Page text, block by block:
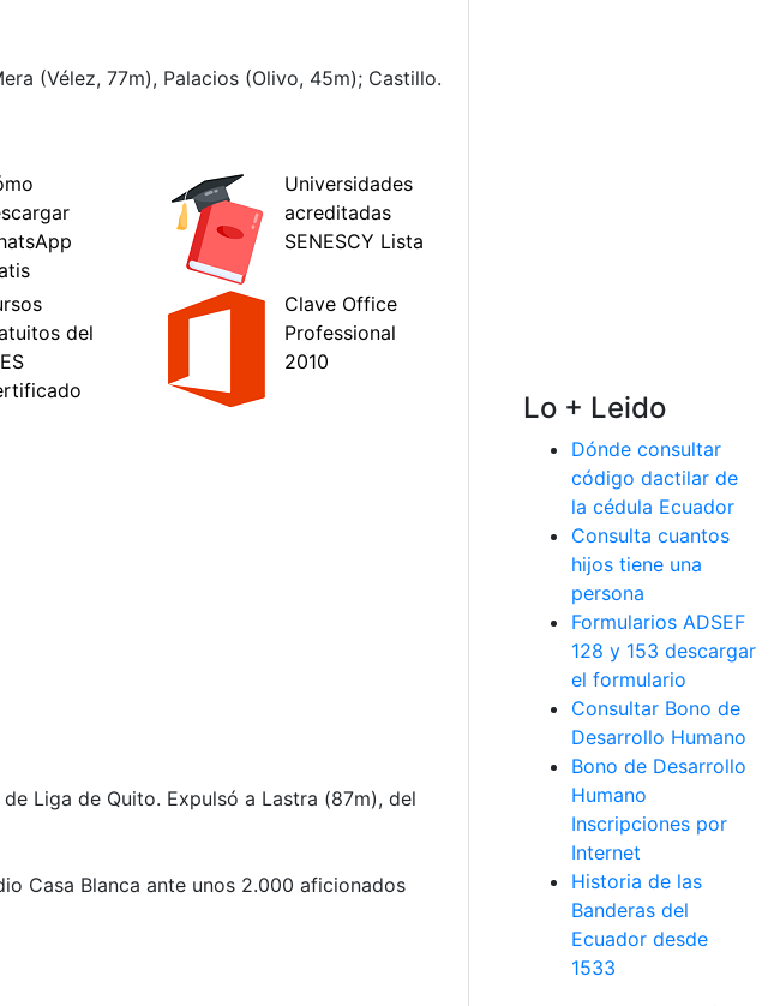
(Vélez, 77m), Palacios (Olivo, 45m); Castillo.
Liga de Quito. Expulsó a Lastra (87m), del
Casa Blanca ante unos 2.000 aficionados
Lo + Leido
Dónde consultar
código dactilar de
la cédula Ecuador
Consulta cuantos
hijos tiene una
persona
Formularios ADSEF
128 y 153 descargar
el formulario
Consultar Bono de
Desarrollo Humano
Bono de Desarrollo
Humano
Inscripciones por
Internet
Historia de las
Banderas del
Ecuador desde
1533